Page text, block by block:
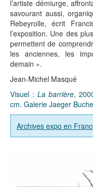
l’artiste démiurge,
savourant aussi,
Rebeyrolle, écrit
l’exposition. Une des
permettent de
les anciennes, les
demain ».
Jean-Michel Masqué
Visuel :La barrière,
cm. Galerie Jaeger
Archives expo en